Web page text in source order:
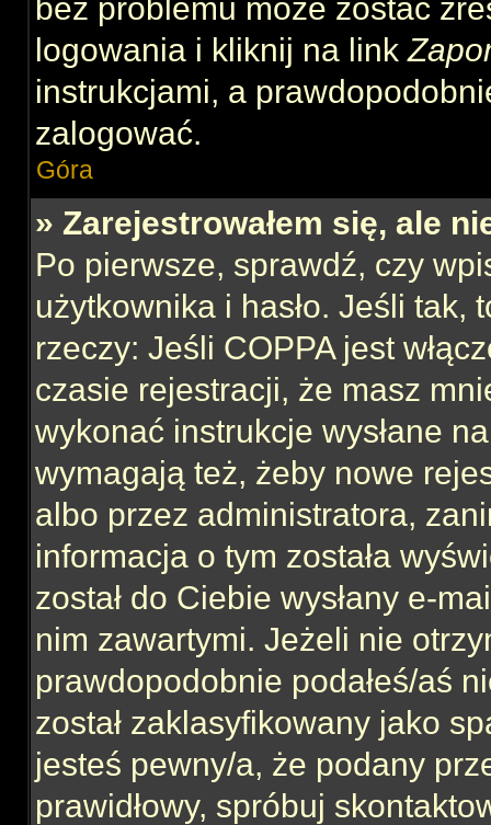
bez problemu może zostać
logowania i kliknij na link
instrukcjami, a
zalogować.
Góra
» Zarejestrowałem się, ale
Po pierwsze, sprawdź, czy
użytkownika i hasło. Jeśli tak,
rzeczy: Jeśli COPPA jest
czasie rejestracji, że masz
wykonać instrukcje wysłane
wymagają też, żeby nowe
albo przez administratora,
informacja o tym została
został do Ciebie wysłany e-
nim zawartymi. Jeżeli nie
prawdopodobnie podałeś/aś
został zaklasyfikowany jako
jesteś pewny/a, że podany
prawidłowy, spróbuj